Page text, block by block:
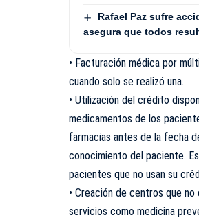
Rafael Paz sufre
asegura que todos
• Facturación médica por
cuando solo se realizó una.
• Utilización del crédito
medicamentos de los
farmacias antes de la fecha
conocimiento del paciente.
pacientes que no usan su
• Creación de centros que
servicios como medicina